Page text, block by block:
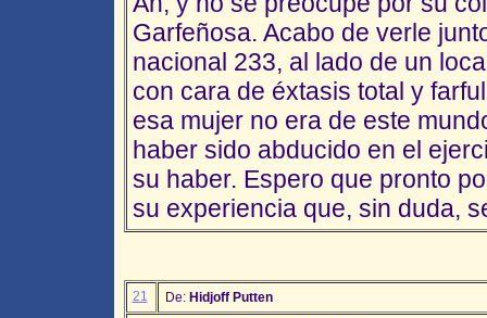
Garfeñosa. Acabo de verle
nacional 233, al lado de un
con cara de éxtasis total y
esa mujer no era de este
haber sido abducido en el
su haber. Espero que pronto
su experiencia que, sin duda,
21 De: Hidjoff Putten